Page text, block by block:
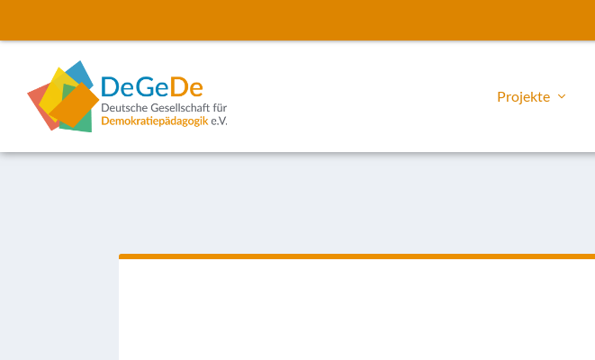
Projekte